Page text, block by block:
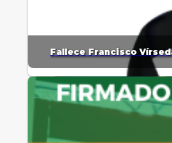
Fallece Francisco